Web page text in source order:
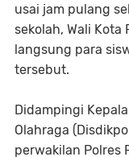
usai jam pulang
sekolah, Wali Kota
langsung para
tersebut.
Didampingi
Olahraga
perwakilan Polres